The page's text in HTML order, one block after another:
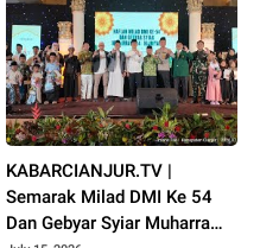
KABARCIANJUR.TV |
Semarak Milad DMI Ke 54
Dan Gebyar Syiar Muharram